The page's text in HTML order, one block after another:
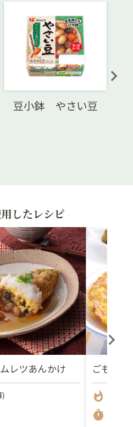
豆小鉢 やさい豆
したレシピ
レツあんかけ
)
ごもく
whatshot
timer